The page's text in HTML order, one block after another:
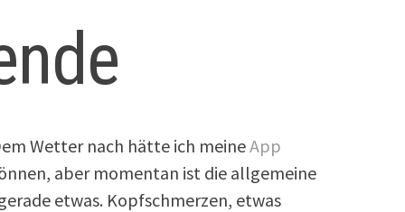
Wetter nach hätte ich meineApp
aber momentan ist die allgemeine
etwas. Kopfschmerzen, etwas